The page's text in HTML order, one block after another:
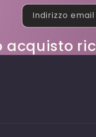
Indirizzo email